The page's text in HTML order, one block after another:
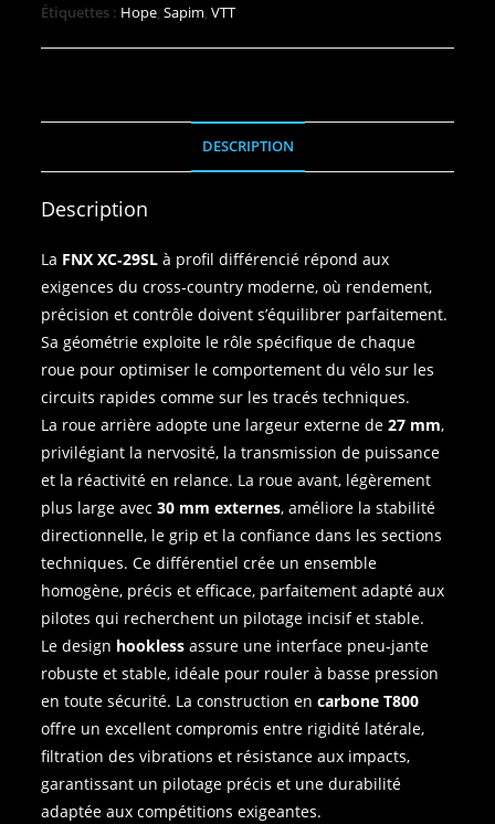
Étiquettes : Hope,Sapim,VTT
DESCRIPTION
Description
La FNX XC‑29SL à profil différencié répond aux
exigences du cross‑country moderne, où rendement,
précision et contrôle doivent s’équilibrer parfaitement.
Sa géométrie exploite le rôle spécifique de chaque
roue pour optimiser le comportement du vélo sur les
circuits rapides comme sur les tracés techniques.
La roue arrière adopte une largeur externe de27 mm,
privilégiant la nervosité, la transmission de puissance
et la réactivité en relance. La roue avant, légèrement
plus large avec30 mm externes, améliore la stabilité
directionnelle, le grip et la confiance dans les sections
techniques. Ce différentiel crée un ensemble
homogène, précis et efficace, parfaitement adapté aux
pilotes qui recherchent un pilotage incisif et stable.
Le design hookless assure une interface pneu‑jante
robuste et stable, idéale pour rouler à basse pression
en toute sécurité. La construction encarbone T800
offre un excellent compromis entre rigidité latérale,
filtration des vibrations et résistance aux impacts,
garantissant un pilotage précis et une durabilité
adaptée aux compétitions exigeantes.